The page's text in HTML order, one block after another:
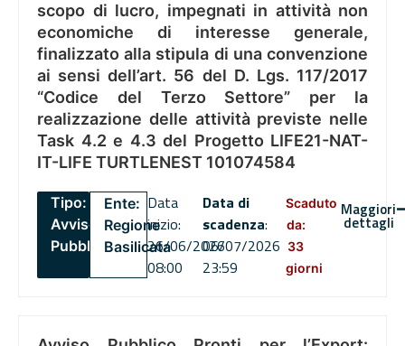
scopo di lucro, impegnati in attività non
economiche di interesse generale,
finalizzato alla stipula di una convenzione
ai sensi dell’art. 56 del D. Lgs. 117/2017
“Codice del Terzo Settore” per la
realizzazione delle attività previste nelle
Task 4.2 e 4.3 del Progetto LIFE21-NAT-
IT-LIFE TURTLENEST 101074584
Tipo:
Avviso
Pubblico
Ente:
Regione
Basilicata
Data
inizio:
26/06/2026
08:00
Data di
scadenza:
06/07/2026
23:59
Scaduto
da:
33
giorni
Maggiori
dettagli